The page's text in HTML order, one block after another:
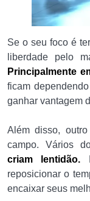
Se o seu foco é
liberdade pelo
Principalmente
ficam
ganhar vantagem
Além disso,
campo. Vários
criam lentidão.
reposicionar o
encaixar seus